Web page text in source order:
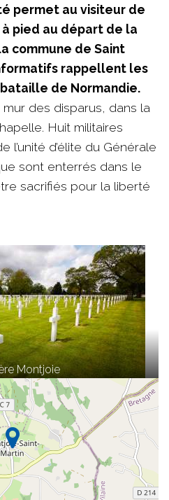
permet au visiteur de
pied au départ de la
commune de Saint
rappellent les
de Normandie.
des disparus, dans la
Huit militaires
l’unité d’élite du Générale
sont enterrés dans le
sacrifiés pour la liberté
Montjoie